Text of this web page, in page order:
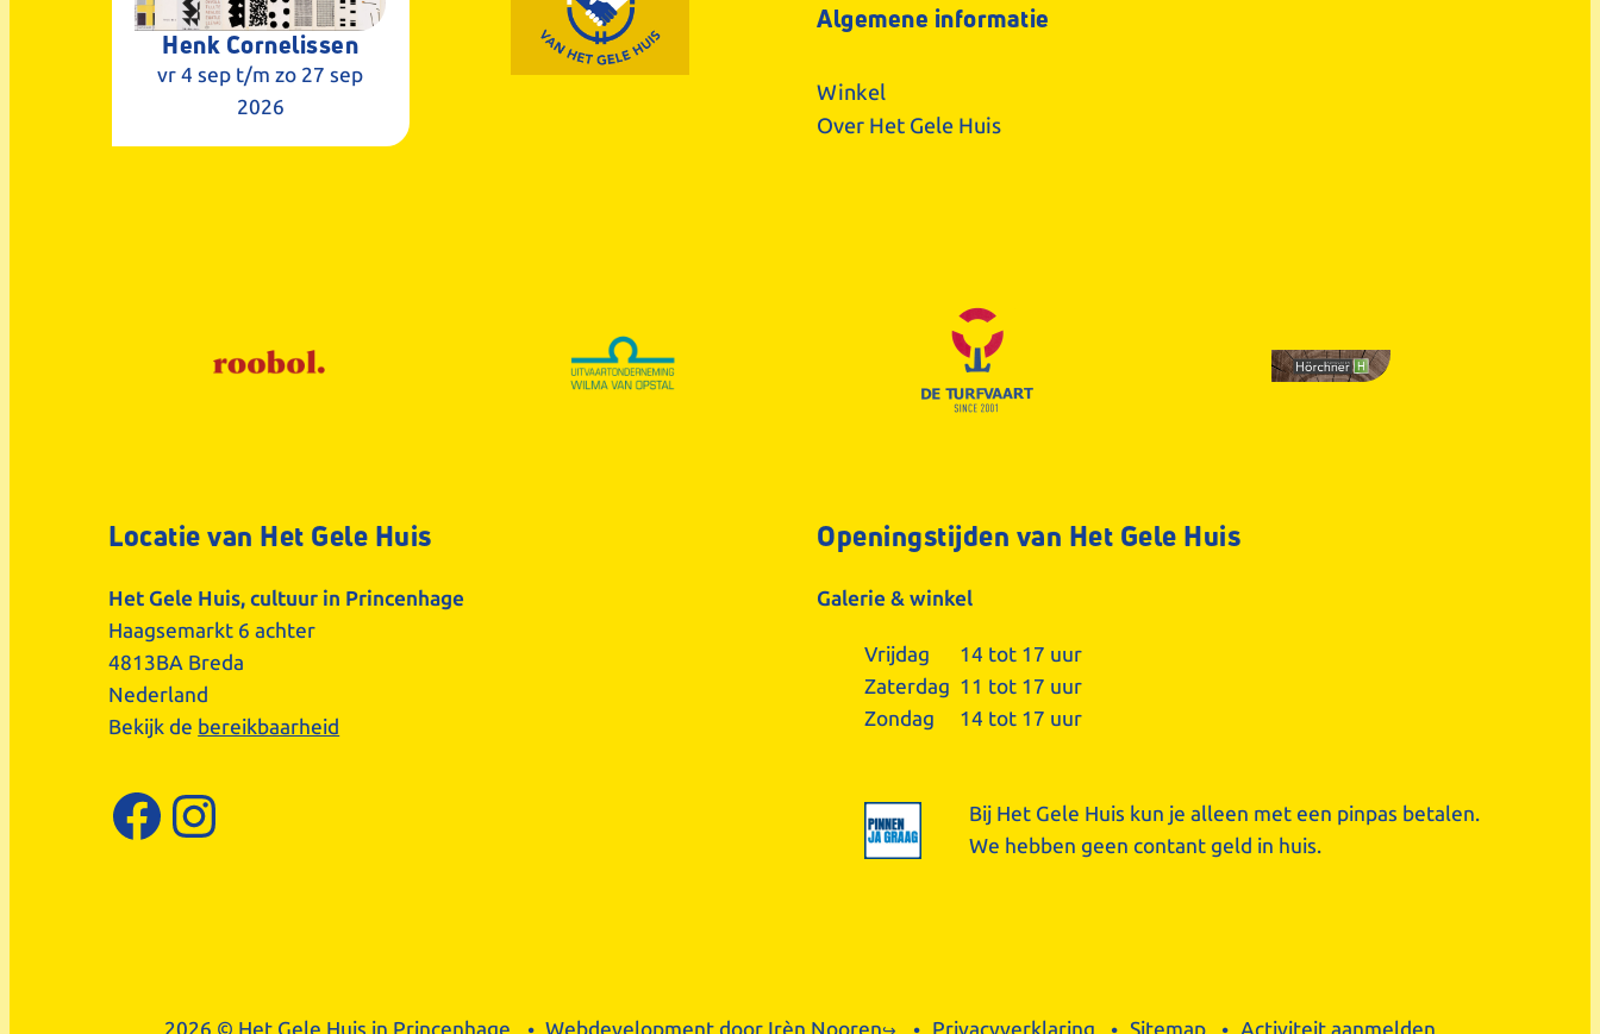
Henk Cornelissen
vr 4 sep t/m zo 27 sep
2026
Algemene informatie
Winkel
Over Het Gele Huis
Locatie van Het Gele Huis
Het Gele Huis, cultuur in Princenhage
Haagsemarkt 6 achter
4813BA Breda
Nederland
Bekijk de bereikbaarheid
Facebook
Instagram
Openingstijden van Het Gele Huis
Galerie & winkel
Vrijdag
14 tot 17 uur
Zaterdag 11 tot 17 uur
Zondag
14 tot 17 uur
Bij Het Gele Huis kun je alleen met een pinpas betalen.
We hebben geen contant geld in huis.